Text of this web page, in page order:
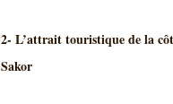
2- L’attrait touristique de la
Sakor